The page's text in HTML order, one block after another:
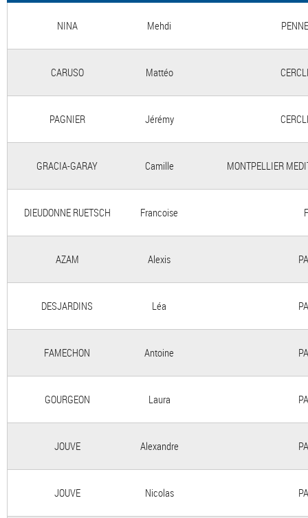
NINA Mehdi
CARUSO Mattéo
PAGNIER Jérémy
GRACIA-GARAY Camille MONTPELLIER
DIEUDONNE RUETSCH Francoise
AZAM Alexis
DESJARDINS Léa
FAMECHON Antoine
GOURGEON Laura
JOUVE Alexandre
JOUVE Nicolas